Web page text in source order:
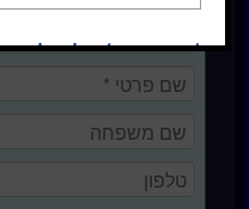
*אני מסכימ/ה לקבלת